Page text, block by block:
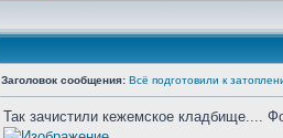
Заголовок сообщения: Всё подготовили к
Так зачистили кежемское кладбище....